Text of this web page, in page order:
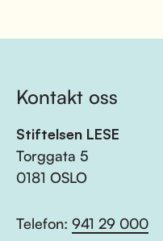
Kontakt oss
Stiftelsen LESE
Torggata 5
0181 OSLO
Telefon: 941 29 000